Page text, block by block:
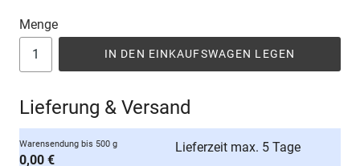
Menge
IN DEN EINKAUFSWAGEN LEGEN
Lieferung & Versand
Warensendung bis 500 g
0,00 €
Lieferzeit max. 5 Tage